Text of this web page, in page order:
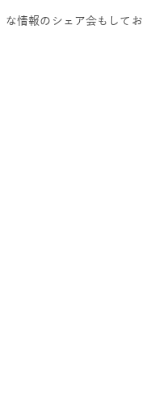
情報のシェア会もしてお